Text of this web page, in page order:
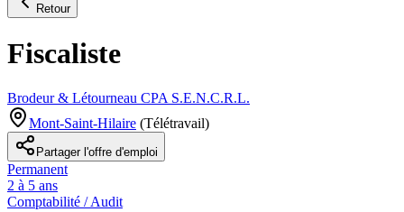
Retour
Fiscaliste
Brodeur & Létourneau CPA S.E.N.C.R.L.
Mont-Saint-Hilaire (Télétravail)
Partager l'offre d'emploi
Permanent
2 à 5 ans
Comptabilité / Audit